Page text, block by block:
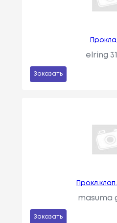
elring
Заказать
masuma
Заказать